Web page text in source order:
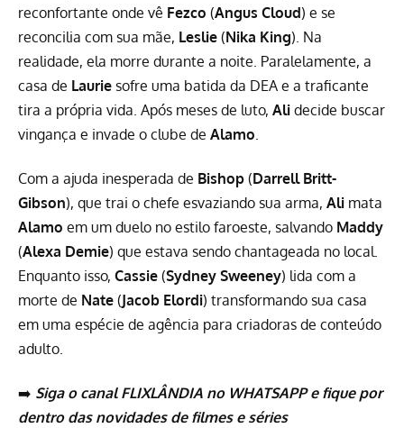
reconfortante onde vê Fezco (Angus Cloud) e se
reconcilia com sua mãe, Leslie (Nika King). Na
realidade, ela morre durante a noite. Paralelamente, a
casa de Laurie sofre uma batida da DEA e a traficante
tira a própria vida. Após meses de luto, Ali decide buscar
vingança e invade o clube de Alamo
Com a ajuda inesperada de Bishop (Darrell Britt-
Gibson), que trai o chefe esvaziando sua arma, Ali mata
Alamo em um duelo no estilo faroeste, salvando Maddy
(Alexa Demie) que estava sendo chantageada no local.
Enquanto isso, Cassie (Sydney Sweeney) lida com a
morte de Nate (Jacob Elordi) transformando sua casa
em uma espécie de agência para criadoras de conteúdo
adulto.
➡️ Siga o canal FLIXLÂNDIA no WHATSAPPe fique por
dentro das novidades de filmese séries